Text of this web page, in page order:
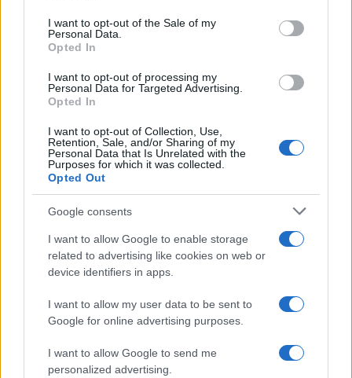
I want to opt-out of the Sale of my
Personal Data.
Opted In
I want to opt-out of processing my
Personal Data for Targeted Advertising.
Opted In
I want to opt-out of Collection, Use,
Retention, Sale, and/or Sharing of my
Personal Data that Is Unrelated with the
Purposes for which it was collected.
Opted Out
Google consents
I want to allow Google to enable storage
related to advertising like cookies on web or
device identifiers in apps.
I want to allow my user data to be sent to
Google for online advertising purposes.
I want to allow Google to send me
personalized advertising.
♬ İstiklal Gazetesi - orijinal ses - İstiklal Gazetesi
Snimak je za kratko vrijeme prikupio milione
pregleda i izazvao brojne reakcije na internetu. Dok
jedni smatraju da je riječ o nezgodnom
diplomatskom trenutku, drugi upozoravaju da se iz
kratkog videosnimka ne može sa sigurnošću
zaključiti šta je bila Macronova namjera.
Posebnu pažnju privukla je smirena reakcija Emine
Erdoğan, za koju brojni komentatori smatraju da je
na ljubazan, ali odlučan način izbjegla gest koji nije
uobičajen u takvim situacijama. U diplomatskim
susretima protokol i kulturne razlike često imaju
važnu ulogu, zbog čega ovakvi trenuci nerijetko